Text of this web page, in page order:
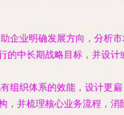
企业明确发展方向，分析
的中长期战略目标，并设计
组织体系的效能，设计更扁
，并梳理核心业务流程，消